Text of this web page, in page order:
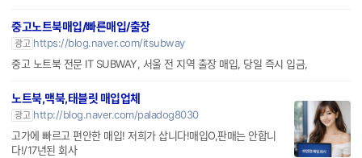
중고노트북매입/빠른매입/출장
광고 https://blog.naver.com/itsubway
중고 노트북 전문 IT SUBWAY, 서울 전 지역 출장 매입, 당일 즉시 입금,
노트북,맥북,태블릿 매입업체
광고 http://blog.naver.com/paladog8030
고가에 빠르고 편안한 매입! 저희가 삽니다!매입O,판매는 안합니
다!/17년된 회사